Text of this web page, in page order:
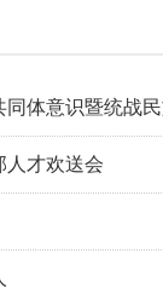
体意识暨统战
人才欢送会